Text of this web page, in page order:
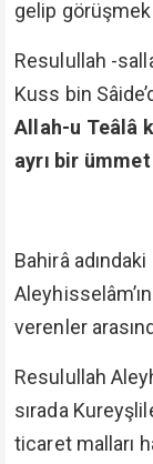
gelip
Resulullah -
Kuss bin
Allah-u Teâlâ
ayrı bir
Bahirâ
verenler
Resulullah
sırada
ticaret malları